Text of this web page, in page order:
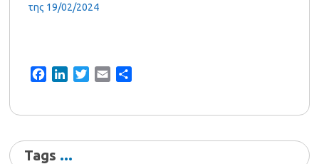
της 19/02/2024
FacebookLinkedInTwitterEmail
Tags